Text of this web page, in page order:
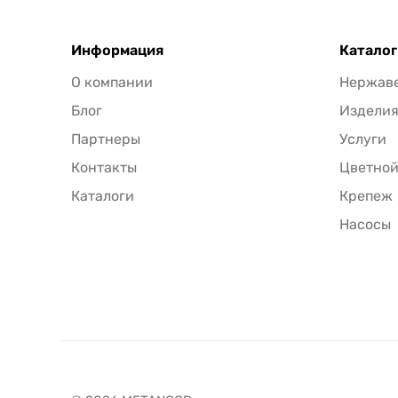
Информация
О компании
Блог
Партнеры
Контакты
Каталоги
Каталог
Изделия
Услуги
Крепеж
Насосы